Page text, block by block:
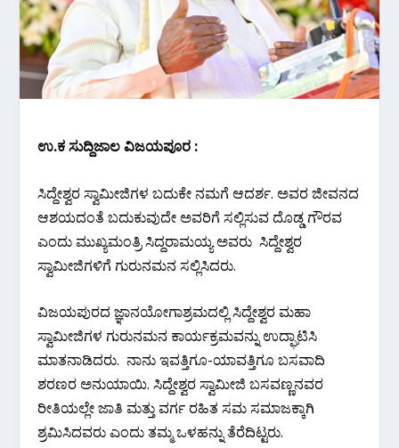
ಉ.ಕ ಸುದ್ದಿಜಾಲ ವಿಜಯಪೂರ :
ಸಿದ್ದೇಶ್ವರ ಸ್ವಾಮೀಜಿಗಳ ಬದುಕೇ ನಮಗೆ ಆದರ್ಶ. ಅವರ ಜೀವನದ
ಆಶಯದಂತೆ ಬದುಕುವುದೇ ಅವರಿಗೆ ಸಲ್ಲಿಸುವ ದೊಡ್ಡ ಗೌರವ
ಎಂದು ಮುಖ್ಯಮಂತ್ರಿ ಸಿದ್ದರಾಮಯ್ಯ ಅವರು ಸಿದ್ದೇಶ್ವರ
ಸ್ವಾಮೀಜಿಗಳಿಗೆ ಗುರುನಮನ ಸಲ್ಲಿಸಿದರು.
ವಿಜಯಪುರದ ಜ್ಞಾನಯೋಗಾಶ್ರಮದಲ್ಲಿ ಸಿದ್ದೇಶ್ವರ ಮಹಾ
ಸ್ವಾಮೀಜಿಗಳ ಗುರುನಮನ ಕಾರ್ಯಕ್ರಮವನ್ನು ಉದ್ಘಾಟಿಸಿ
ಮಾತನಾಡಿದರು. ನಾನು ಇವತ್ತಿಗೂ-ಯಾವತ್ತಿಗೂ ಬಸವಾದಿ
ಶರಣರ ಅನುಯಾಯಿ. ಸಿದ್ದೇಶ್ವರ ಸ್ವಾಮೀಜಿ ಬಸವಣ್ಣನವರ
ರೀತಿಯಲ್ಲೇ ಜಾತಿ ಮತ್ತು ವರ್ಗ ರಹಿತ ಸಮ ಸಮಾಜಕ್ಕಾಗಿ
ಶ್ರಮಿಸಿದವರು ಎಂದು ತಮ್ಮ ಒಳಹನ್ನು ತೆರೆದಿಟ್ಟರು.